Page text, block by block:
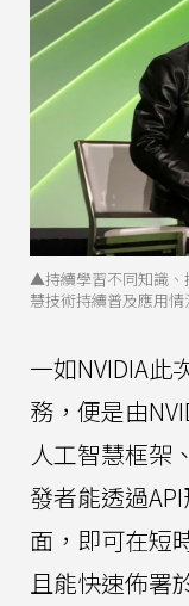
▲持續學習不同知識、
慧技術持續普及應用
一如NVIDIA此
務，便是由
人工智慧框架
發者能透過
面，即可在短
且能快速佈署